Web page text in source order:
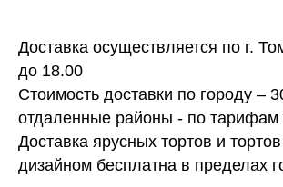
Доставка осуществляется по г.
до 18.00
Стоимость доставки по городу –
отдаленные районы - по тарифам
Доставка ярусных тортов и
дизайном бесплатна в пределах